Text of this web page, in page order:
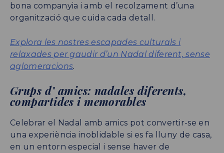
bona companyia i amb el recolzament d’una
organització que cuida cada detall.
Explora les nostres escapades culturals i
relaxades per gaudir d’un Nadal diferent, sense
aglomeracions.
Grups d’ amics: nadales diferents,
compartides i memorables
Celebrar el Nadal amb amics pot convertir-se en
una experiència inoblidable si es fa lluny de casa,
en un entorn especial i sense haver de